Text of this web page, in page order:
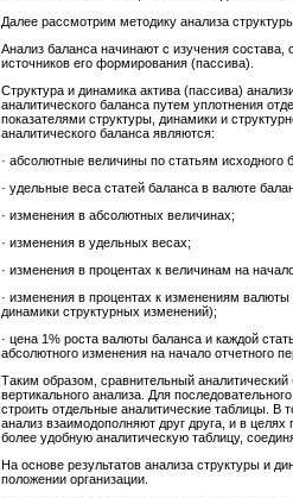
Далее рассмотрим методику анализа
Анализ баланса начинают с изучения
источников его формирования (пассива).
Структура и динамика актива (пассива)
аналитического баланса путем уплотнения
показателями структуры, динамики и
аналитического баланса являются:
· абсолютные величины по статьям исходного
· удельные веса статей баланса в валюте
· изменения в абсолютных величинах;
· изменения в удельных весах;
· изменения в процентах к величинам на
· изменения в процентах к изменениям
динамики структурных изменений);
· цена 1% роста валюты баланса и каждой
абсолютного изменения на начало отчетного
Таким образом, сравнительный аналитический
вертикального анализа. Для
строить отдельные аналитические таблицы. В
анализ взаимодополняют друг друга, и в
более удобную аналитическую таблицу,
На основе результатов анализа структуры и
положении организации.